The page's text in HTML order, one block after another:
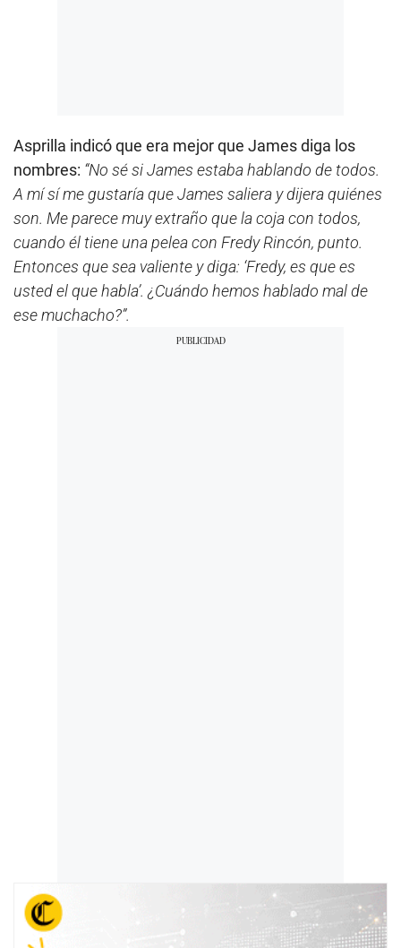
Asprilla indicó que era mejor que James diga los
nombres: “No sé si James estaba hablando de todos.
A mí sí me gustaría que James saliera y dijera quiénes
son. Me parece muy extraño que la coja con todos,
cuando él tiene una pelea con Fredy Rincón, punto.
Entonces que sea valiente y diga: ‘Fredy, es que es
usted el que habla’. ¿Cuándo hemos hablado mal de
ese muchacho?”.